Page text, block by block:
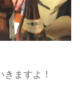
ますよ！